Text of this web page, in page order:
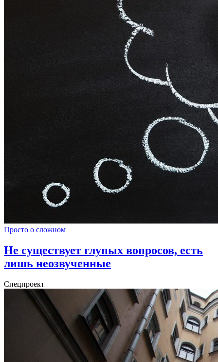
Просто о сложном
Не существует глупых вопросов, есть
лишь неозвученные
Спецпроект